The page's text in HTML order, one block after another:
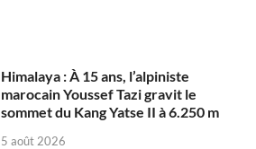
Himalaya : À 15 ans, l’alpiniste
marocain Youssef Tazi gravit le
sommet du Kang Yatse II à 6.250 m
5 août 2026